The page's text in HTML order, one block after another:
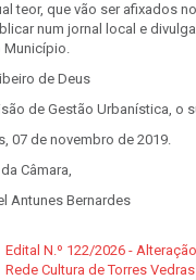
teor, que vão ser afixados
num jornal local e
Município.
Ribeiro de Deus
de Gestão
07 de novembro de 2019.
Câmara,
Antunes Bernardes
Edital N.º 122/2026 -
Rede Cultura de Torres